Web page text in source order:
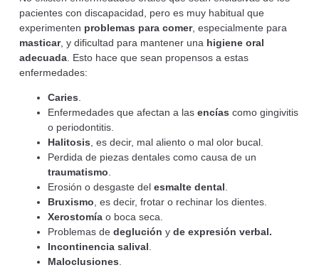
pacientes con discapacidad, pero es muy habitual que
experimenten problemas para comer, especialmente para
masticar, y dificultad para mantener una higiene oral
adecuada . Esto hace que sean propensos a estas
enfermedades:
Caries.
Enfermedades que afectan a lasencías como gingivitis
o periodontitis.
Halitosis, es decir, mal aliento o mal olor bucal.
Perdida de piezas dentales como causa de un
traumatismo.
Erosión o desgaste delesmalte dental.
Bruxismo, es decir, frotar o rechinar los dientes.
Xerostomía o boca seca.
Problemas dedeglución yde expresión verbal.
Incontinencia salival.
Maloclusiones.